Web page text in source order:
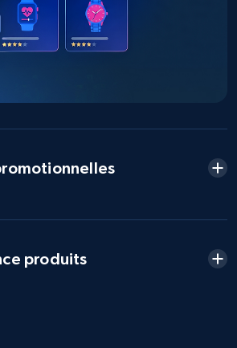
359+ Commencer
Title, Seller name, Seller rating,
produits